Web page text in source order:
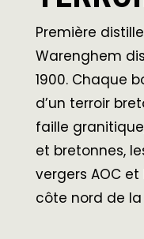
Première
Warenghem
1900. Chaque
d’un terroir
faille
et bretonnes,
vergers AOC
côte nord de